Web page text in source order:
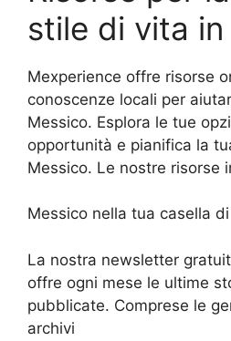
stile di vita
Mexperience offre risorse
conoscenze locali per
Messico. Esplora le tue
opportunità e pianifica la
Messico. Le nostre risorse
Messico nella tua casella
La nostra newsletter
offre ogni mese le ultime
pubblicate. Comprese le
archivi